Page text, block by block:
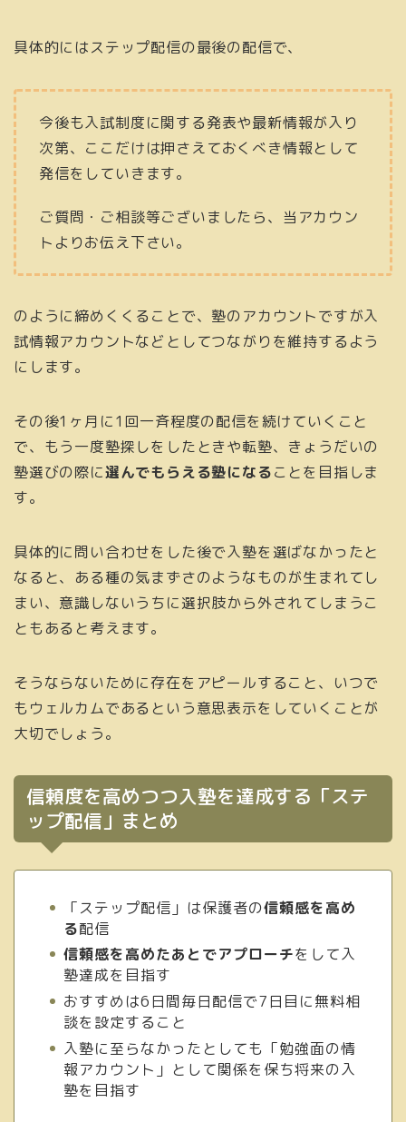
具体的にはステップ配信の最後の配信で、
今後も入試制度に関する発表や最新情報が入り
次第、ここだけは押さえておくべき情報として
発信をしていきます。
ご質問・ご相談等ございましたら、当アカウン
トよりお伝え下さい。
のように締めくくることで、塾のアカウントですが入
試情報アカウントなどとしてつながりを維持するよう
にします。
その後1ヶ月に1回一斉程度の配信を続けていくこと
で、もう一度塾探しをしたときや転塾、きょうだいの
塾選びの際に選んでもらえる塾になることを目指しま
す。
具体的に問い合わせをした後で入塾を選ばなかったと
なると、ある種の気まずさのようなものが生まれてし
まい、意識しないうちに選択肢から外されてしまうこ
ともあると考えます。
そうならないために存在をアピールすること、いつで
もウェルカムであるという意思表示をしていくことが
大切でしょう。
信頼度を高めつつ入塾を達成する「ステ
ップ配信」まとめ
「ステップ配信」は保護者の信頼感を高め
る配信
信頼感を高めたあとでアプローチをして入
塾達成を目指す
おすすめは6日間毎日配信で7日目に無料相
談を設定すること
入塾に至らなかったとしても「勉強面の情
報アカウント」として関係を保ち将来の入
塾を目指す